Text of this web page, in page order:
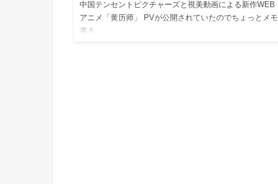
中国テンセントピクチャーズと視美動画による新作WEB
アニメ「黄历师」 PVが公開されていたのでちょっとメモ
書き